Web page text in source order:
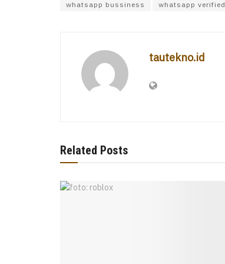
whatsapp bussiness whatsapp verified
tautekno.id
Related Posts